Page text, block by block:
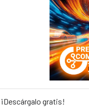
¡Descárgalo gratis!